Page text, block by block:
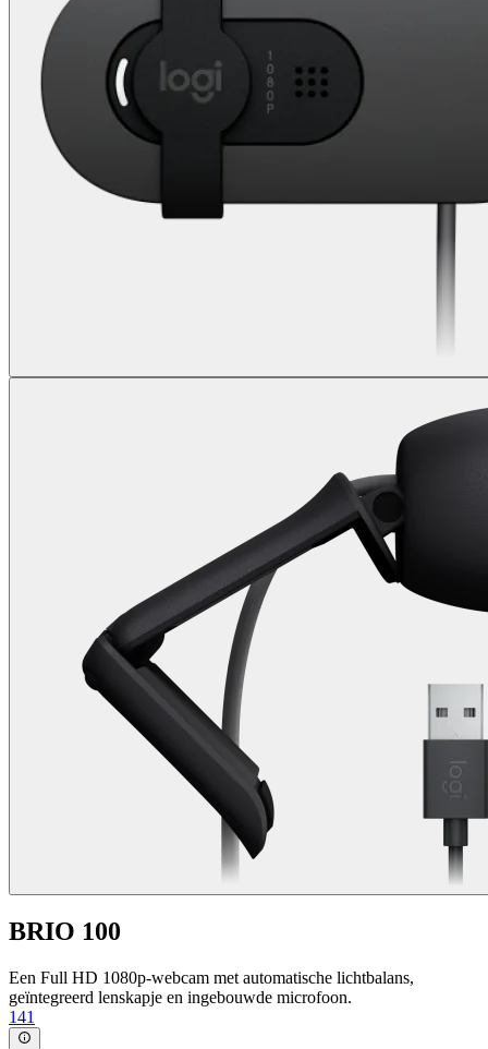
BRIO 100
Een Full HD 1080p-webcam met automatische lichtbalans,
geïntegreerd lenskapje en ingebouwde microfoon.
141